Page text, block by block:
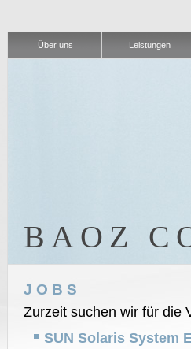
Über uns Leistungen
BAOZ
JOBS
Zurzeit suchen wir für die
SUN Solaris System